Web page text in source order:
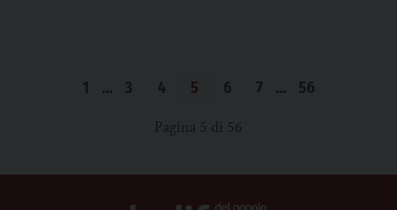
1 … 3 4 5 6 7 … 56
Pagina 5 di 56